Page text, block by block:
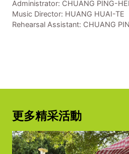
Administrator: CHUANG PING-
Music Director: HUANG HUAI-TE
Rehearsal Assistant: CHUANG
更多精采活動